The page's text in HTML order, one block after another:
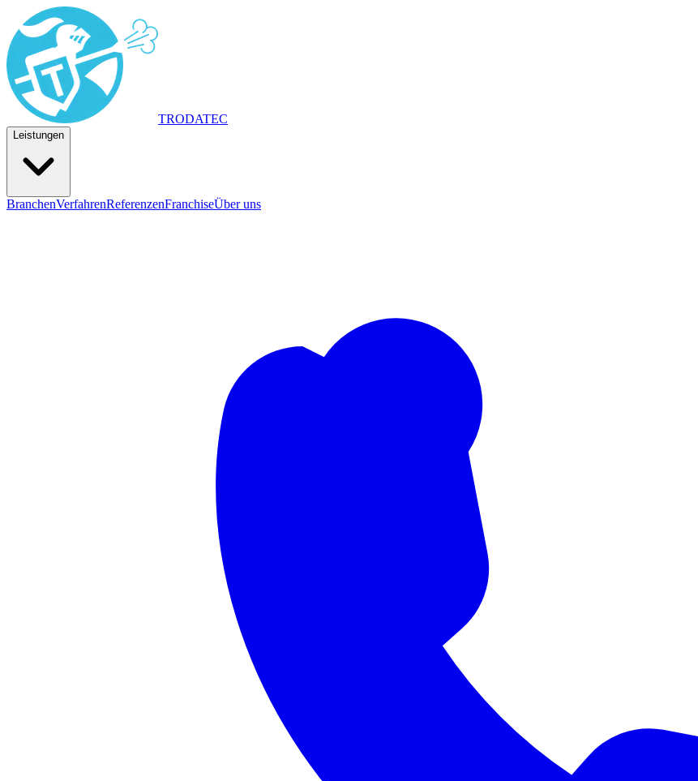
TRODATEC
Leistungen
BranchenVerfahrenReferenzenFranchiseÜber uns